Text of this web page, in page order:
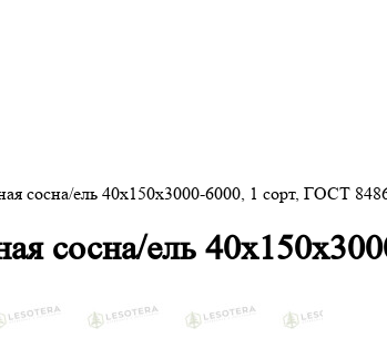
сосна/ель 40х150х3000-6000, 1 сорт, ГОСТ
сосна/ель